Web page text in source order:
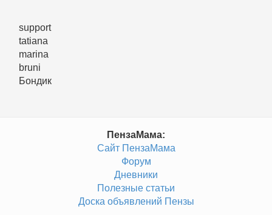
support
tatiana
marina
bruni
Бондик
ПензаМама:
Сайт ПензаМама
Форум
Дневники
Полезные статьи
Доска объявлений Пензы